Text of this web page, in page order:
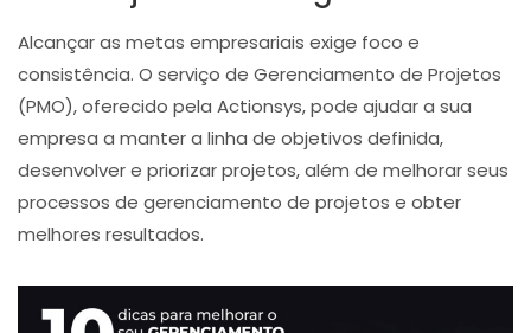
Alcançar as metas empresariais exige foco e
consistência. O serviço de Gerenciamento de Projetos
(PMO), oferecido pela Actionsys, pode ajudar a sua
empresa a manter a linha de objetivos definida,
desenvolver e priorizar projetos, além de melhorar seus
processos de gerenciamento de projetos e obter
melhores resultados.